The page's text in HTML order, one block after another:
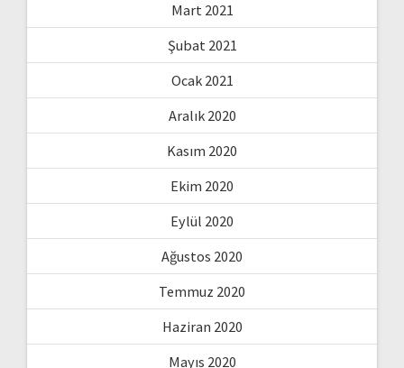
Mart 2021
Şubat 2021
Ocak 2021
Aralık 2020
Kasım 2020
Ekim 2020
Eylül 2020
Ağustos 2020
Temmuz 2020
Haziran 2020
Mayıs 2020